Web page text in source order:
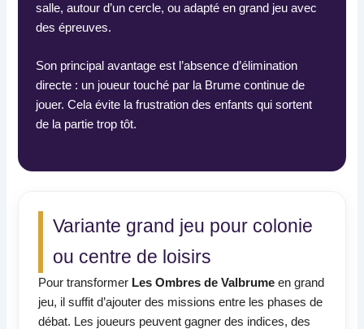
salle, autour d’un cercle, ou adapté en grand jeu avec
des épreuves.
Son principal avantage est l’absence d’élimination
directe : un joueur touché par la Brume continue de
jouer. Cela évite la frustration des enfants qui sortent
de la partie trop tôt.
Variante grand jeu pour colonie
ou centre de loisirs
Pour transformer Les Ombres de Valbrume en grand
jeu, il suffit d’ajouter des missions entre les phases de
débat. Les joueurs peuvent gagner des indices, des